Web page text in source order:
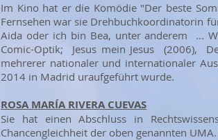
Im Kino hat er die Komödie "Der beste
Fernsehen war sie Drehbuchkoordinatorin
Aida oder ich bin Bea, unter anderem ...
Comic-Optik; Jesus mein Jesus (2006),
mehrerer nationaler und internationaler
2014 in Madrid uraufgeführt wurde.
ROSA MARÍA RIVERA CUEVAS
Sie hat einen Abschluss in
Chancengleichheit der oben genannten